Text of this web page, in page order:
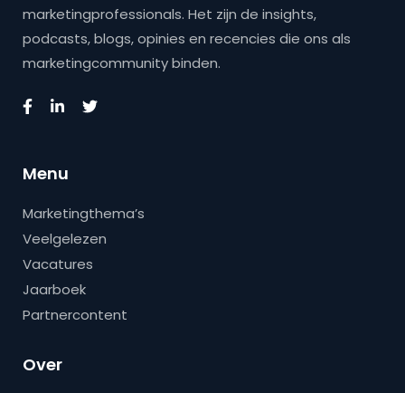
marketingprofessionals. Het zijn de insights,
podcasts, blogs, opinies en recencies die ons als
marketingcommunity binden.
Menu
Marketingthema’s
Veelgelezen
Vacatures
Jaarboek
Partnercontent
Over